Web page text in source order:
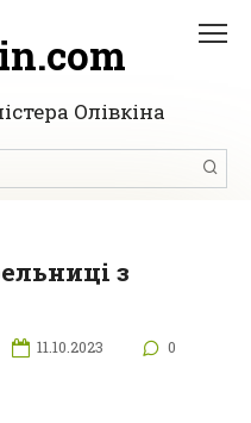
Олівкіна
11.10.2023 0